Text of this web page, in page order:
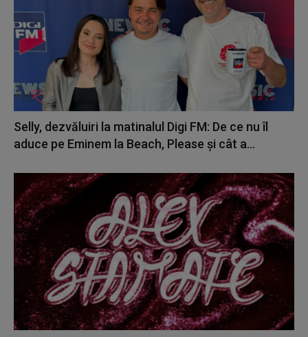
Selly, dezvăluiri la matinalul Digi FM: De ce nu îl
aduce pe Eminem la Beach, Please și cât a...